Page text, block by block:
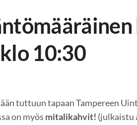
10:30
tuttuun tapaan Tampereen
on myös mitalikahvit! (julkaistu